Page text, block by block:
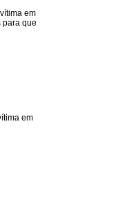
em
para que
em